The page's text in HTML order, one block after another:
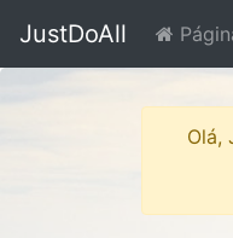
JustDoAll
Olá,